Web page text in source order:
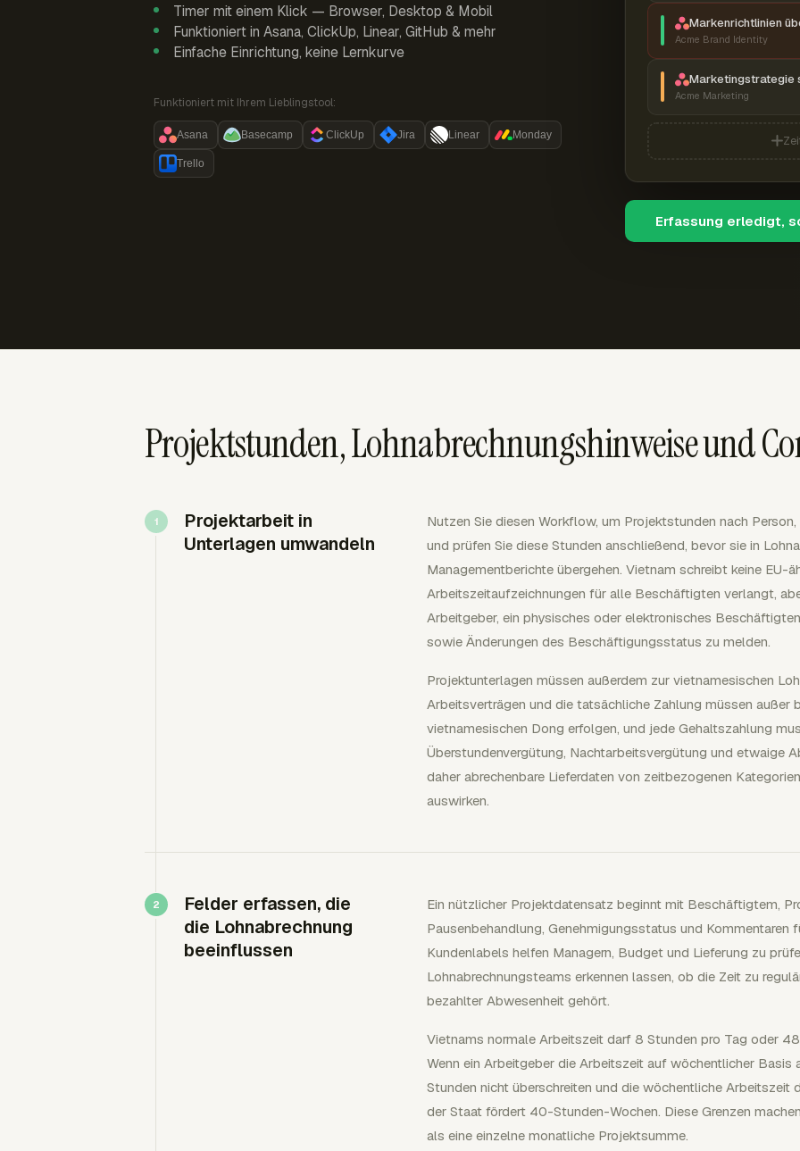
Timer mit einem Klick — Browser, Desktop & Mobil
Funktioniert in Asana, ClickUp, Linear, GitHub & mehr
Einfache Einrichtung, keine Lernkurve
Funktioniert mit Ihrem Lieblingstool:
Asana Basecamp ClickUp Jira Linear Monday
Trello
Markenrichtlinien
Acme Brand Identity
Marketingstrategie
Acme Marketing
Erfassung erledigt,
Projektstunden, Lohnabrechnungshinweise und
Projektarbeit in
Unterlagen umwandeln
Nutzen Sie diesen Workflow, um Projektstunden nach
und prüfen Sie diese Stunden anschließend, bevor sie in
Managementberichte übergehen. Vietnam schreibt keine EU-
Arbeitszeitaufzeichnungen für alle Beschäftigten verlangt,
Arbeitgeber, ein physisches oder elektronisches
sowie Änderungen des Beschäftigungsstatus zu melden.
Projektunterlagen müssen außerdem zur vietnamesischen
Arbeitsverträgen und die tatsächliche Zahlung müssen außer
vietnamesischen Dong erfolgen, und jede Gehaltszahlung
Überstundenvergütung, Nachtarbeitsvergütung und etwaige
daher abrechenbare Lieferdaten von zeitbezogenen
auswirken.
Felder erfassen, die
die Lohnabrechnung
beeinflussen
Ein nützlicher Projektdatensatz beginnt mit Beschäftigtem,
Pausenbehandlung, Genehmigungsstatus und Kommentaren
Kundenlabels helfen Managern, Budget und Lieferung zu
Lohnabrechnungsteams erkennen lassen, ob die Zeit zu
bezahlter Abwesenheit gehört.
Vietnams normale Arbeitszeit darf 8 Stunden pro Tag oder
Wenn ein Arbeitgeber die Arbeitszeit auf wöchentlicher
Stunden nicht überschreiten und die wöchentliche Arbeitszeit
der Staat fördert 40-Stunden-Wochen. Diese Grenzen
als eine einzelne monatliche Projektsumme.